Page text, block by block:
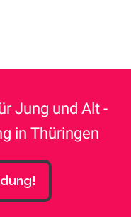
Jung und Alt -
in Thüringen